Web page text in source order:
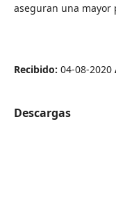
aseguran una mayor
Recibido: 04-08-2020
Descargas